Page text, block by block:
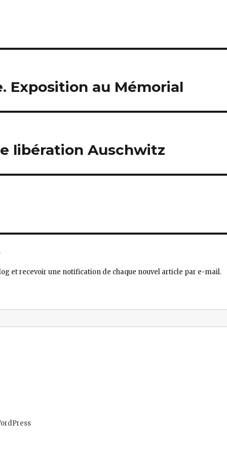
Exposition au Mémorial
libération Auschwitz
et recevoir une notification de chaque nouvel article par e-mail.